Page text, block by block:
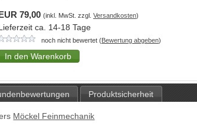
EUR 79,00 (inkl. MwSt. zzgl. Versandkosten)
ca. 14-18 Tage
noch nicht bewertet (Bewertung abgeben)
Produktsicherheit
Möckel Feinmechanik